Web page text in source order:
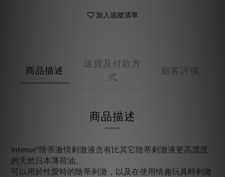
加入追蹤清單
商品描述
送貨及付款方
式
顧客評價
商品描述
Intense"陰蒂激情剌激液含有比其它陰蒂剌激液更高濃度
的天然日本薄荷油。
可以用於性愛時的陰蒂剌激，以及在使用情趣玩具時剌激